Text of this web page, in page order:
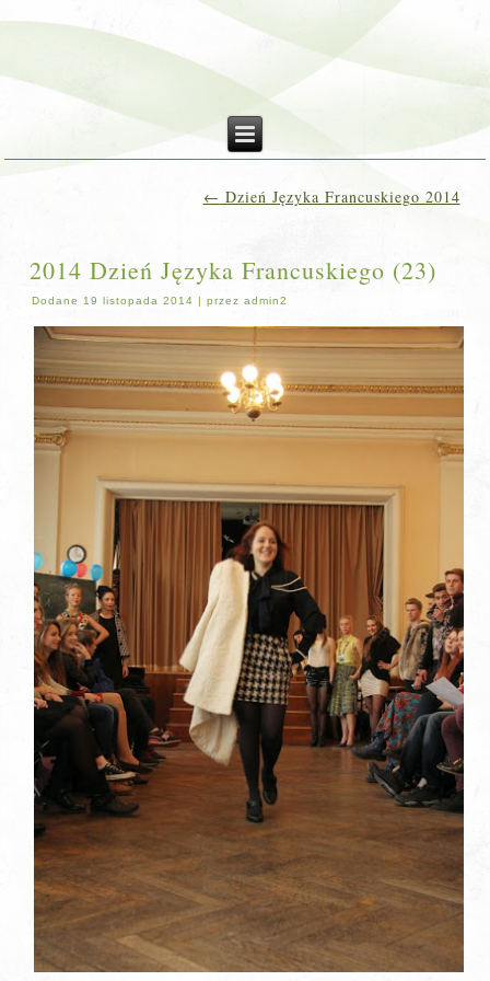
← Dzień Języka Francuskiego 2014
2014 Dzień Języka Francuskiego (23)
Dodane 19 listopada 2014 |przez admin2